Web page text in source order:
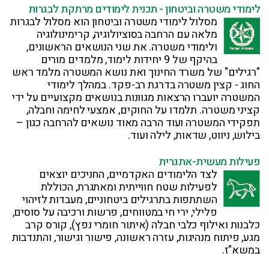
לימודי משטרה וביטחון - תכנית לימודים מרתקת לבגרות
מסלול לימודי משטרה וביטחון הוא מסלול לבגרות
מלאה עם הרחבה בסוציולוגיה, קרימינולוגיה
ולימודי משטרה. את שני הנושאים הראשונים,
בהיקף של 9 יחידות לימוד, מלמדים מורים
"רגילים" של משרד החינוך ואת נושא המשטרה מלמד ראש
החוג - קצין משטרה בדרגת רב-פקד. במהלך לימודי
המשטרה יועברו הרצאות מגוונות בנושאים מקצועיים על ידי
קציני משטרה. תלמדו על החוקים, אמצעי לחימה וחבלה,
תפקידי המשטרה ועוד הרבה מאוד נושאים להרחבה כגון –
בילוש, ניווט, שדאות, לילה ועוד.
פעילות מעשית-אתגרית
לצד הלימודים האקדמיים, החניכים יוצאים
לפעילות שטח חווייתית ומאתגרת, הכוללת
השתתפות בתרגילים ביטחוניים, מעבדות לזיהוי
פלילי, ירי חי במטווחים, פרשות ורכיבה על סוסים,
כלבנות ואילוף כלבי חבלה (איתור חומרי נפץ), קורס קרב
מגע, פיתוח מנהיגות, עזרה ראשונה, פישור וגישור, והתנדבות
במשא"ז.